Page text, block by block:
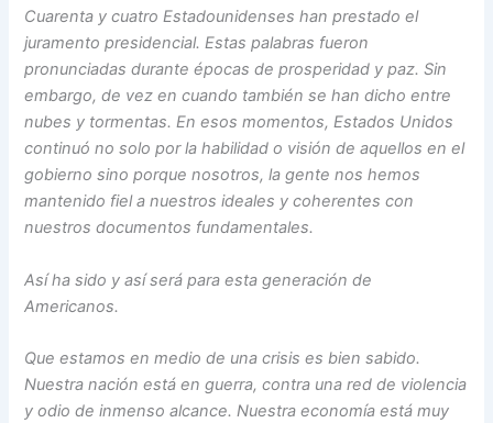
Cuarenta y cuatro Estadounidenses han prestado el
juramento presidencial. Estas palabras fueron
pronunciadas durante épocas de prosperidad y paz. Sin
embargo, de vez en cuando también se han dicho entre
nubes y tormentas. En esos momentos, Estados Unidos
continuó no solo por la habilidad o visión de aquellos en el
gobierno sino porque nosotros, la gente nos hemos
mantenido fiel a nuestros ideales y coherentes con
nuestros documentos fundamentales.
Así ha sido y así será para esta generación de
Americanos.
Que estamos en medio de una crisis es bien sabido.
Nuestra nación está en guerra, contra una red de violencia
y odio de inmenso alcance. Nuestra economía está muy